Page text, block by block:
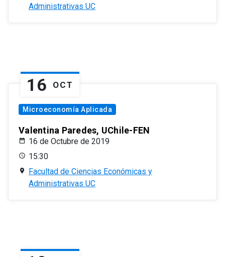
Administrativas UC
16 OCT
Microeconomía Aplicada
Valentina Paredes, UChile-FEN
16 de Octubre de 2019
15:30
Facultad de Ciencias Económicas y
Administrativas UC